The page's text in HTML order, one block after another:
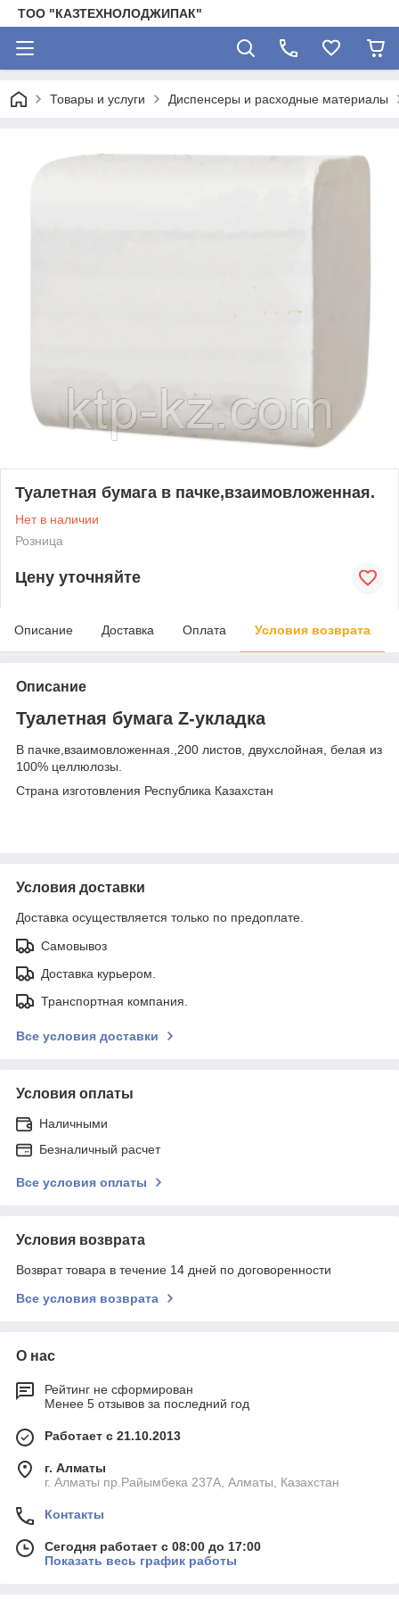
ТОО "КАЗТЕХНОЛОДЖИПАК"
Товары и услуги Диспенсеры и расходные материалы
Туалетная бумага в пачке,взаимовложенная.
Нет в наличии
Розница
Цену уточняйте
Описание Доставка Оплата Условия возврата
Описание
Туалетная бумага Z-укладка
В пачке,взаимовложенная.,200 листов, двухслойная, белая из
100% целлюлозы.
Страна изготовления Республика Казахстан
Условия доставки
Доставка осуществляется только по предоплате.
Самовывоз
Доставка курьером.
Транспортная компания.
Все условия доставки
Условия оплаты
Наличными
Безналичный расчет
Все условия оплаты
Условия возврата
Возврат товара в течение 14 дней по договоренности
Все условия возврата
О нас
Рейтинг не сформирован
Менее 5 отзывов за последний год
Работает с 21.10.2013
г. Алматы
г. Алматы пр.Райымбека 237А, Алматы, Казахстан
Контакты
Сегодня работает с 08:00 до 17:00
Показать весь график работы